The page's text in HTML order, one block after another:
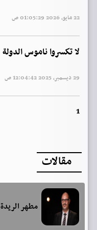
22 مايو, 2026 01:05:29 ص
لا تكسروا ناموس الدولة
29 ديسمبر, 2025 12:04:42 ص
1
مقالات
مطهر الريدة